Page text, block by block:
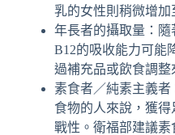
乳的女性則稍微增加
年長者的攝取量：
B12的吸收能力可能
過補充品或飲食調整
素食者／純素主義
食物的人來說，獲
戰性。衛福部建議